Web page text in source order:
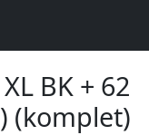
BK + 62
(komplet)